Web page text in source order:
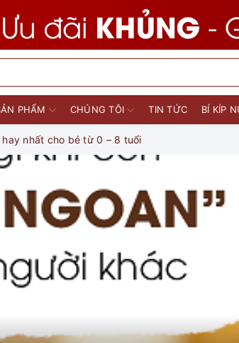
PHẨM CHÚNG TÔI TIN TỨC BÍ KÍP
hay nhất cho bé từ 0 – 8 tuổi